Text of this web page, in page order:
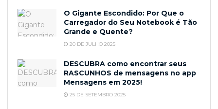
O Gigante Escondido: Por Que o
Carregador do Seu Notebook é Tão
Grande e Quente?
20 DE JULHO 2025
DESCUBRA como encontrar seus
RASCUNHOS de mensagens no app
Mensagens em 2025!
25 DE SETEMBRO 2025